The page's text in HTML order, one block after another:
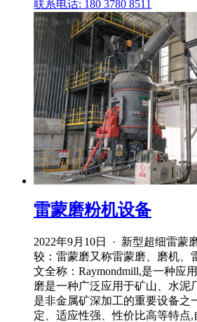
联系电话: 180 3780 8511
雷蒙磨粉机设备
2022年9月10日 · 新型超细雷蒙
较：雷蒙磨又称雷蒙磨、磨机、
文全称：Raymondmill,是一种应
磨是一种广泛应用于矿山、水泥
是非金属矿深加工的重要设备之
定、适应性强、性价比高等特点,